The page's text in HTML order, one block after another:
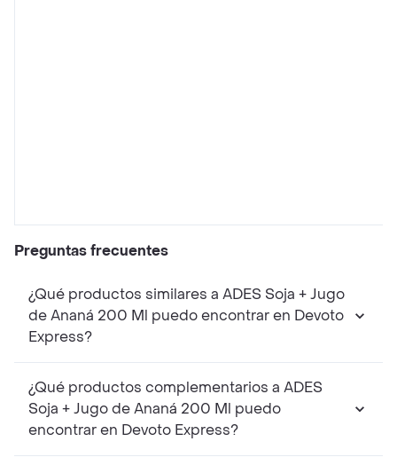
Preguntas frecuentes
¿Qué productos similares a ADES Soja + Jugo
de Ananá 200 Ml puedo encontrar en Devoto
Express?
¿Qué productos complementarios a ADES
Soja + Jugo de Ananá 200 Ml puedo
encontrar en Devoto Express?